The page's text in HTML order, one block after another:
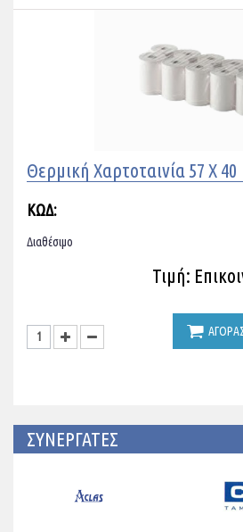
Θερμική Χαρτοταινία 57 X 40
ΚΩΔ:
Διαθέσιμο
Τιμή:
ΣΥΝΕΡΓΑΤΕΣ